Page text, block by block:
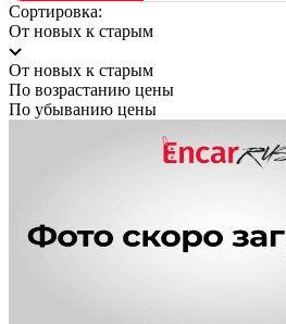
Сортировка:
От новых к старым
От новых к старым
По возрастанию цены
По убыванию цены